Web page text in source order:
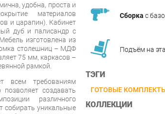
Сборка с
Подъём на
ТЭГИ
ГОТОВЫЕ КОМПЛЕКТЫ
КОЛЛЕКЦИИ
удобна, проста и
материалов
и царапин). Кабинет
дуб и палисандр с
изготовлена из
столешниц – МДФ
75 мм, каркасов –
рамкой.
всем требованиям
позволяет создавать
различного
собирать уникальные